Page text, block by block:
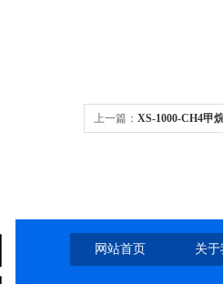
上一篇： XS-1000-CH4甲
网站首页 关